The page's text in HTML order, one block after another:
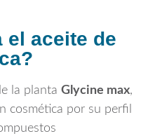
el aceite de
la planta Glycine max,
cosmética por su perfil